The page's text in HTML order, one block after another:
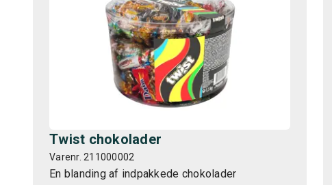
Twist chokolader
Varenr. 211000002
En blanding af indpakkede chokolader